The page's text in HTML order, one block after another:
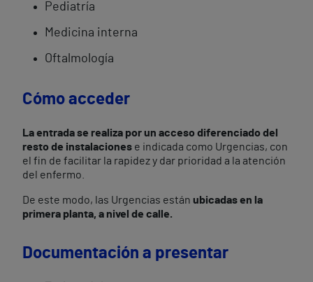
Pediatría
Medicina interna
Oftalmología
Cómo acceder
La entrada se realiza por un acceso diferenciado del
resto de instalaciones e indicada como Urgencias, con
el fin de facilitar la rapidez y dar prioridad a la atención
del enfermo.
De este modo, las Urgencias están ubicadas en la
primera planta, a nivel de calle.
Documentación a presentar